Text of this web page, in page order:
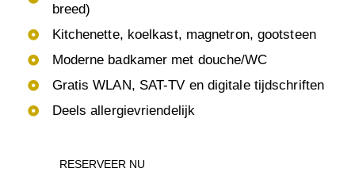
breed)
Kitchenette, koelkast, magnetron, gootsteen
Moderne badkamer met douche/WC
Gratis WLAN, SAT-TV en digitale tijdschriften
Deels allergievriendelijk
RESERVEER NU